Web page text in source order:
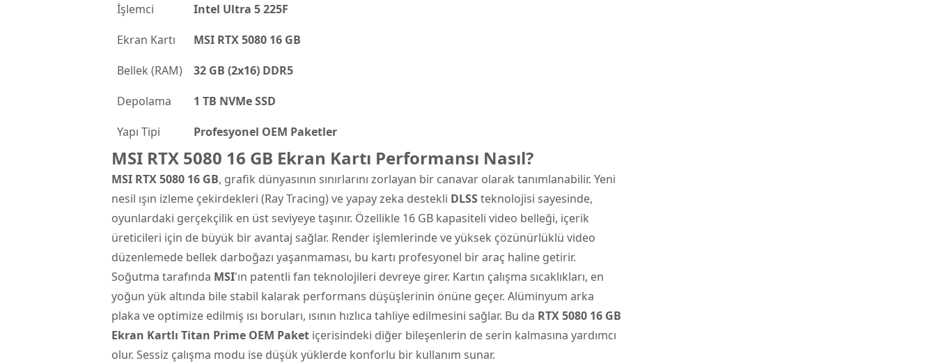
İşlemci
Intel Ultra 5 225F
Ekran Kartı
MSI RTX 5080 16 GB
Bellek (RAM)
32 GB (2x16) DDR5
Depolama
1 TB NVMe SSD
Yapı Tipi
Profesyonel OEM Paketler
MSI RTX 5080 16 GB Ekran Kartı Performansı Nasıl?
MSI RTX 5080 16 GB, grafik dünyasının sınırlarını zorlayan bir canavar olarak tanımlanabilir. Yeni
nesil ışın izleme çekirdekleri (Ray Tracing) ve yapay zeka destekli DLSSteknolojisi sayesinde,
oyunlardaki gerçekçilik en üst seviyeye taşınır. Özellikle 16 GB kapasiteli video belleği, içerik
üreticileri için de büyük bir avantaj sağlar. Render işlemlerinde ve yüksek çözünürlüklü video
düzenlemede bellek darboğazı yaşanmaması, bu kartı profesyonel bir araç haline getirir.
Soğutma tarafında MSI'ın patentli fan teknolojileri devreye girer. Kartın çalışma sıcaklıkları, en
yoğun yük altında bile stabil kalarak performans düşüşlerinin önüne geçer. Alüminyum arka
plaka ve optimize edilmiş ısı boruları, ısının hızlıca tahliye edilmesini sağlar. Bu da RTX 5080 16 GB
Ekran Kartlı Titan Prime OEM Paket içerisindeki diğer bileşenlerin de serin kalmasına yardımcı
olur. Sessiz çalışma modu ise düşük yüklerde konforlu bir kullanım sunar.